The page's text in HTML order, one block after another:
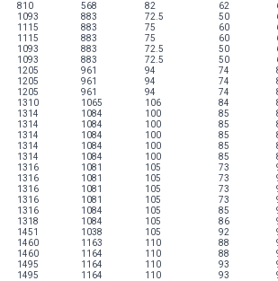
810 568 82 62
1093 883 72.5 50
1115 883 75 60
1115 883 75 60
1093 883 72.5 50
1093 883 72.5 50
1205 961 94 74
1205 961 94 74
1205 961 94 74
1310 1065 106 84
1314 1084 100 85
1314 1084 100 85
1314 1084 100 85
1314 1084 100 85
1314 1084 100 85
1316 1081 105 73
1316 1081 105 73
1316 1081 105 73
1316 1081 105 73
1316 1084 105 85
1318 1084 105 86
1451 1038 105 92
1460 1163 110 88
1460 1164 110 88
1495 1164 110 93
1495 1164 110 93